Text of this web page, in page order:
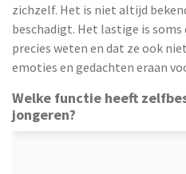
zichzelf. Het is niet altijd
beschadigt. Het lastige is
precies weten en dat ze ook
emoties en gedachten eraan
Welke functie heeft
jongeren?